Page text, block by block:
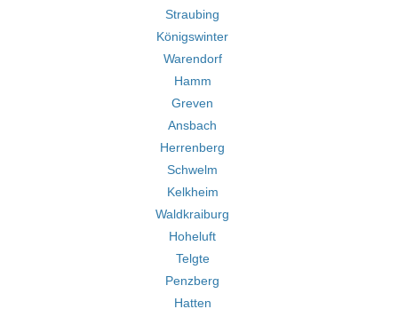
Straubing
Königswinter
Warendorf
Hamm
Greven
Ansbach
Herrenberg
Schwelm
Kelkheim
Waldkraiburg
Hoheluft
Telgte
Penzberg
Hatten